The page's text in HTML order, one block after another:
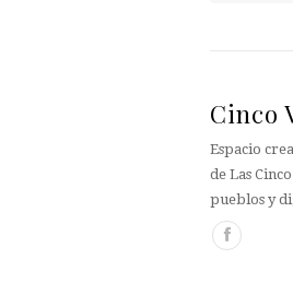
Cinco
Espacio
de Las
pueblos y